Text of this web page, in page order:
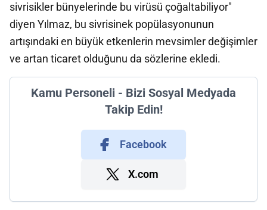
sivrisikler bünyelerinde bu virüsü çoğaltabiliyor"
diyen Yılmaz, bu sivrisinek popülasyonunun
artışındaki en büyük etkenlerin mevsimler değişimler
ve artan ticaret olduğunu da sözlerine ekledi.
Kamu Personeli - Bizi Sosyal Medyada
Takip Edin!
Facebook
X.com